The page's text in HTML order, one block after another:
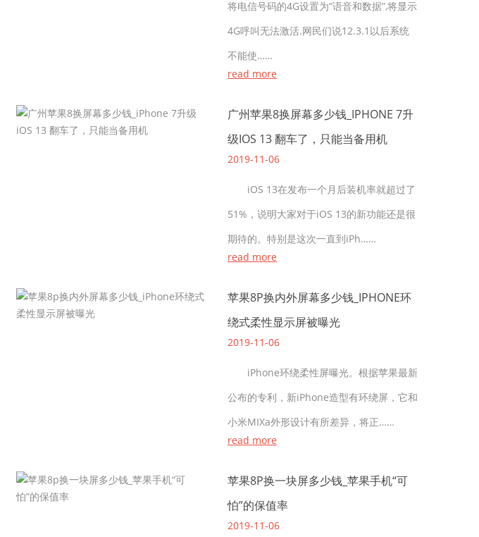
将电信号码的4G设置为“语音和数据”,将显示
4G呼叫无法激活.网民们说12.3.1以后系统
不能使……
read more
广州苹果8换屏幕多少钱_IPHONE 7升
级IOS 13 翻车了，只能当备用机
2019-11-06
iOS 13在发布一个月后装机率就超过了
51%，说明大家对于iOS 13的新功能还是很
期待的。特别是这次一直到iPh……
read more
苹果8P换内外屏幕多少钱_IPHONE环
绕式柔性显示屏被曝光
2019-11-06
iPhone环绕柔性屏曝光。根据苹果最新
公布的专利，新iPhone造型有环绕屏，它和
小米MIXa外形设计有所差异，将正……
read more
苹果8P换一块屏多少钱_苹果手机“可
怕”的保值率
2019-11-06